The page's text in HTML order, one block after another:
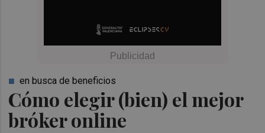
Cómo elegir (bien) el mejor
bróker online
en busca de beneficios